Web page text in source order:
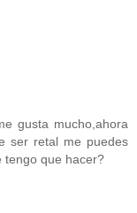
gusta mucho,ahora
ser retal me puedes
tengo que hacer?